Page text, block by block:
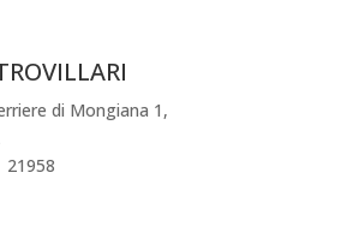
di Mongiana 1,
21958